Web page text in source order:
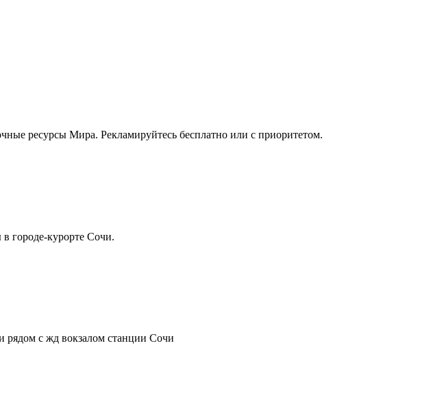
ресурсы Мира. Рекламируйтесь бесплатно или с приоритетом.
городе-курорте Сочи.
рядом с жд вокзалом станции Сочи